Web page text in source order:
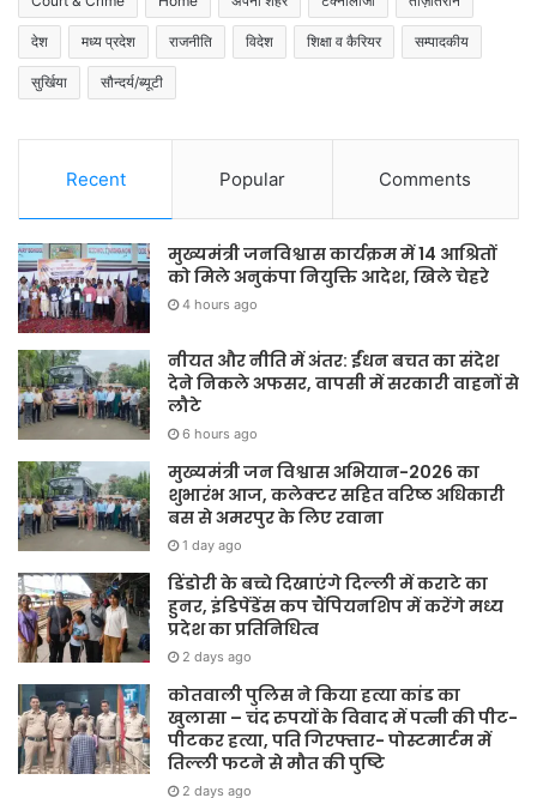
देश मध्य प्रदेश राजनीति विदेश शिक्षा व कैरियर सम्पादकीय
सुर्खिया सौन्दर्य/ब्यूटी
Recent Popular Comments
मुख्यमंत्री जनविश्वास कार्यक्रम में 14 आश्रितों
को मिले अनुकंपा नियुक्ति आदेश, खिले चेहरे
4 hours ago
नीयत और नीति में अंतर: ईंधन बचत का संदेश
देने निकले अफसर, वापसी में सरकारी वाहनों से
लौटे
6 hours ago
मुख्यमंत्री जन विश्वास अभियान-2026 का
शुभारंभ आज, कलेक्टर सहित वरिष्ठ अधिकारी
बस से अमरपुर के लिए रवाना
1 day ago
डिंडोरी के बच्चे दिखाएंगे दिल्ली में कराटे का
हुनर, इंडिपेंडेंस कप चैंपियनशिप में करेंगे मध्य
प्रदेश का प्रतिनिधित्व
2 days ago
कोतवाली पुलिस ने किया हत्या कांड का
खुलासा – चंद रुपयों के विवाद में पत्नी की पीट-
पीटकर हत्या, पति गिरफ्तार- पोस्टमार्टम में
तिल्ली फटने से मौत की पुष्टि
2 days ago